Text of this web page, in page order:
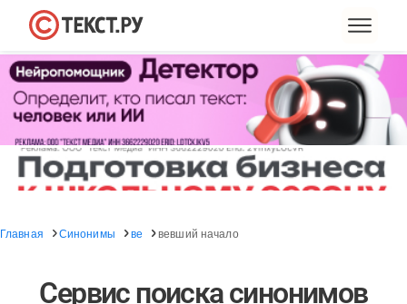
Главная Синонимы ве вевший начало
Сервис поиска синонимов